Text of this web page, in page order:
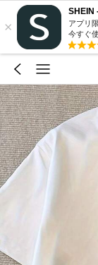
×
SHEIN
アプリ
今すぐ